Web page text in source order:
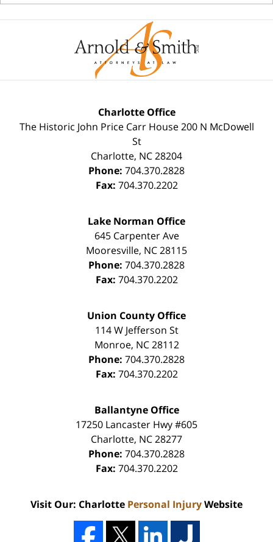
Charlotte Office
The Historic John Price Carr House200 N McDowell
St
Charlotte, NC28204
Phone: 704.370.2828
Fax: 704.370.2202
Lake Norman Office
645 Carpenter Ave
Mooresville, NC28115
Phone: 704.370.2828
Fax: 704.370.2202
Union County Office
114 W Jefferson St
Monroe, NC 28112
Phone: 704.370.2828
Fax: 704.370.2202
Ballantyne Office
17250 Lancaster Hwy #605
Charlotte, NC28277
Phone: 704.370.2828
Fax: 704.370.2202
Visit Our: Charlotte Personal InjuryWebsite